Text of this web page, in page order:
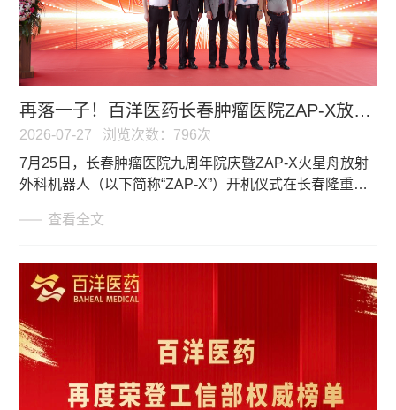
再落一子！百洋医药长春肿瘤医院ZAP-X放射外科治疗中心正式开机
2026-07-27 浏览次数：796次
7月25日，长春肿瘤医院九周年院庆暨ZAP-X火星舟放射
外科机器人（以下简称“ZAP-X”）开机仪式在长春隆重举
（301015.SZ）落地东北的首家第三方放射外科治疗中
查看全文